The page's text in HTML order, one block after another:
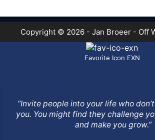
Copyright © 2026 - Jan Broeer - Off
Favorite Icon EXN
”Invite people into your life who
you. You might find they challenge
and make you grow.”